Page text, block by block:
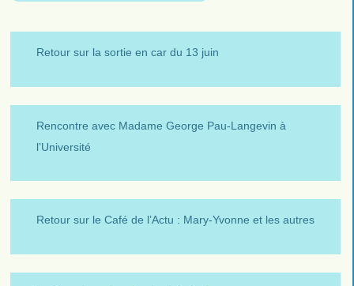
Retour sur la sortie en car du 13 juin
Rencontre avec Madame George Pau-Langevin à
l’Université
Retour sur le Café de l’Actu : Mary-Yvonne et les autres